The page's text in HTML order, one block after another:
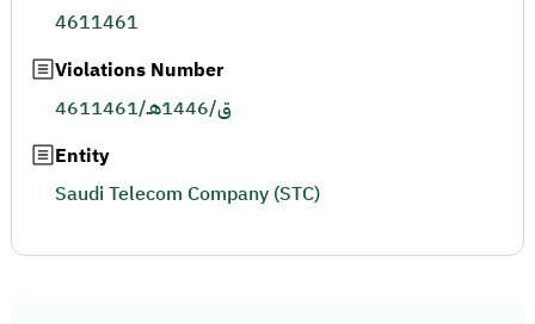
4611461
Violations Number
4611461/ق/1446هـ
Entity
Saudi Telecom Company (STC)